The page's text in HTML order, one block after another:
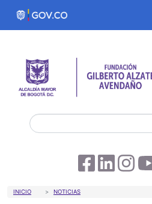
Pasar al contenido principal
Sobrescribir
INICIO NOTICIAS